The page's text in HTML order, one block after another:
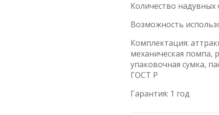
Количество надувных
Возможность
Комплектация:
механическая помпа,
упаковочная сумка,
ГОСТ Р
Гарантия: 1 год